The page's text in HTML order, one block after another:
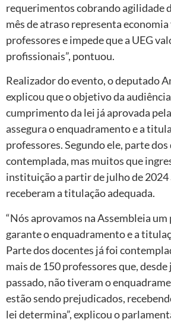
requerimentos cobrando agilidade
mês de atraso representa
professores e impede que a UEG
profissionais”, pontuou.
Realizador do evento, o deputado
explicou que o objetivo da
cumprimento da lei já aprovada
assegura o enquadramento e a
professores. Segundo ele, parte
contemplada, mas muitos que
instituição a partir de julho de 2024
receberam a titulação adequada.
“Nós aprovamos na Assembleia
garante o enquadramento e a
Parte dos docentes já foi
mais de 150 professores que,
passado, não tiveram o
estão sendo prejudicados,
lei determina”, explicou o